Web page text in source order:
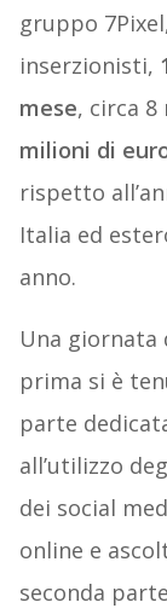
gruppo
inserzionisti,
mese, circa
milioni di
rispetto
Italia ed
anno.
Una giornata
prima si è
parte
all’utilizzo
dei social
online e
seconda